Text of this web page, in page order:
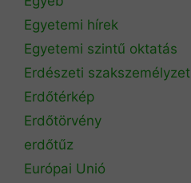
Egyetemi hírek
Egyetemi szintű oktatás
Erdészeti szakszemélyzet
Erdőtérkép
Erdőtörvény
erdőtűz
Európai Unió